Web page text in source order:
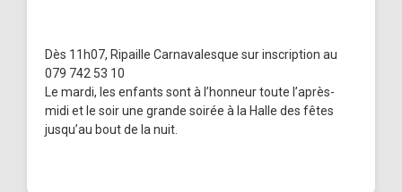
Dès 11h07, Ripaille Carnavalesque sur inscription au
079 742 53 10
Le mardi, les enfants sont à l’honneur toute l’après-
midi et le soir une grande soirée à la Halle des fêtes
jusqu’au bout de la nuit.